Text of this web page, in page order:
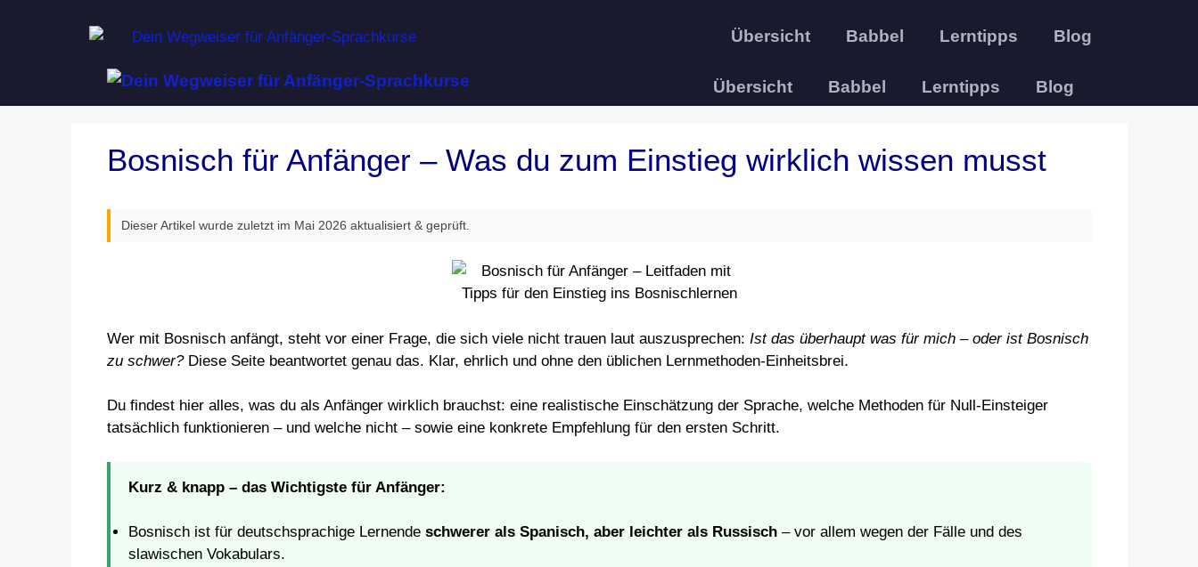
Übersicht Babbel Lerntipps Blog
Übersicht Babbel Lerntipps Blog
Bosnisch für Anfänger – Was du zum Einstieg wirklich wissen musst
Dieser Artikel wurde zuletzt im Mai 2026 aktualisiert & geprüft.
Wer mit Bosnisch anfängt, steht vor einer Frage, die sich viele nicht trauen laut auszusprechen: Ist das überhaupt was für mich – oder ist Bosnisch
zu schwer?Diese Seite beantwortet genau das. Klar, ehrlich und ohne den üblichen Lernmethoden-Einheitsbrei.
Du findest hier alles, was du als Anfänger wirklich brauchst: eine realistische Einschätzung der Sprache, welche Methoden für Null-Einsteiger
tatsächlich funktionieren – und welche nicht – sowie eine konkrete Empfehlung für den ersten Schritt.
Kurz & knapp – das Wichtigste für Anfänger:
Bosnisch ist für deutschsprachige Lernende schwerer als Spanisch, aber leichter als Russisch– vor allem wegen der Fälle und des
slawischen Vokabulars.